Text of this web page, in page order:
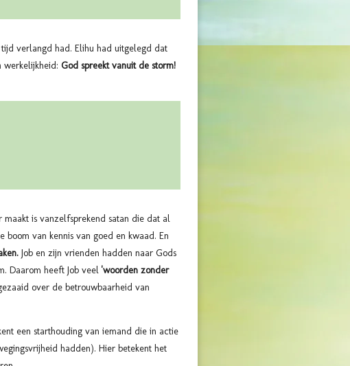
verlangd had. Elihu had uitgelegd dat
werkelijkheid: God spreekt vanuit de storm!
maakt is vanzelfsprekend satan die dat al
van kennis van goed en kwaad. En
Job en zijn vrienden hadden naar Gods
Daarom heeft Job veel 'woorden zonder
over de betrouwbaarheid van
een starthouding van iemand die in actie
hadden). Hier betekent het